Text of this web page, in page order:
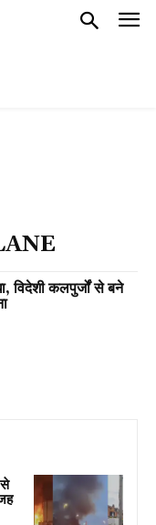
विदेशी कलपुर्जों से बने